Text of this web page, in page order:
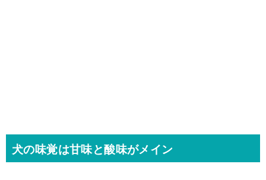
犬の味覚は甘味と酸味がメイン